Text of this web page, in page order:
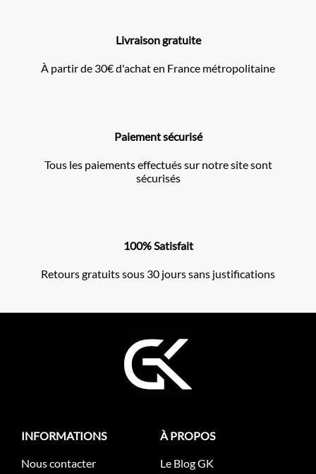
Livraison gratuite
À partir de 30€ d'achat en France métropolitaine
Paiement sécurisé
Tous les paiements effectués sur notre site sont
sécurisés
100% Satisfait
Retours gratuits sous 30 jours sans justifications
INFORMATIONS
Nous contacter
À PROPOS
Le Blog GK